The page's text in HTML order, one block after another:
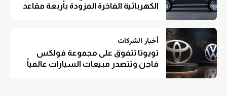
الكهربائية الفاخرة المزودة بأربعة مقاعد
أخبار الشركات
تويوتا تتفوق على مجموعة فولكس
فاجن وتتصدر مبيعات السيارات عالمياً